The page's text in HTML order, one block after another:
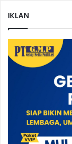
IKLAN